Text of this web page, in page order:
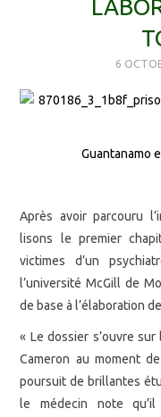
6
Guantanamo
Après avoir parcouru
lisons le premier
victimes d’un
l’université McGill de
de base à l’élaboration
« Le dossier s’ouvre
Cameron au moment
poursuit de brillantes
le médecin note